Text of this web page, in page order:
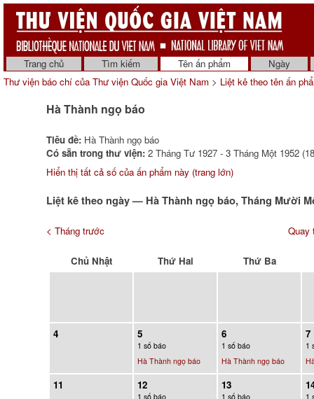
Trang chủ Tìm kiếm Tên ấn phẩm
Ngày
Thư viện báo chí của Thư viện Quốc gia Việt Nam > Liệt kê theo tên ấn
Hà Thành ngọ báo
Tiêu đề: Hà Thành ngọ báo
Có sẵn trong thư viện: 2 Tháng Tư 1927 - 3 Tháng Một 1952
Hiển thị tất cả số của ấn phẩm này (trang lớn)
Liệt kê theo ngày — Hà Thành ngọ báo, Tháng Mười
< Tháng trước Quay
Chủ Nhật Thứ Hai Thứ Ba
4 5
1 số báo
Hà Thành ngọ báo
6
1 số báo
Hà Thành ngọ báo
7
1
11 12
1 số báo
13
1 số báo
1